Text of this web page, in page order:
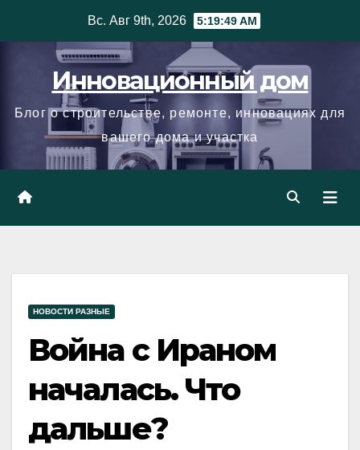
Вс. Авг 9th, 2026 5:19:50 AM
Инновационный дом
Блог о строительстве, ремонте, инновациях для
вашего дома и участка
НОВОСТИ РАЗНЫЕ
Война c Ираном
началась. Что
дальше?